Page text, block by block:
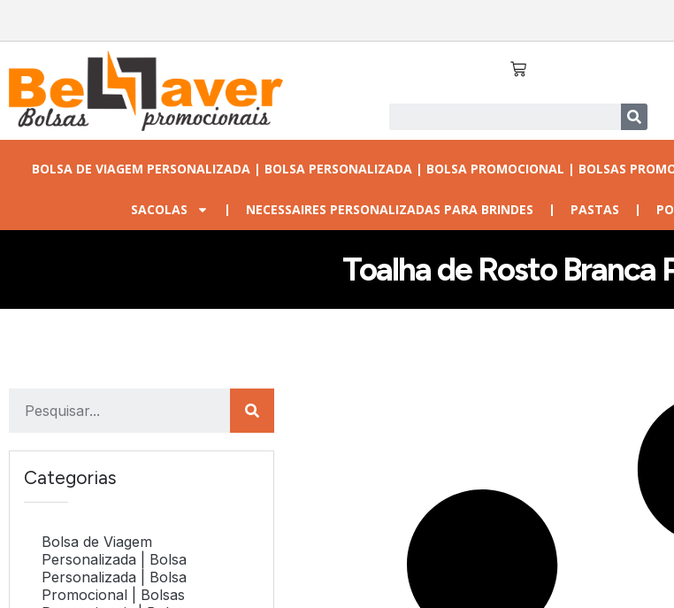
BOLSA DE VIAGEM PERSONALIZADA | BOLSA PERSONALIZADA | BOLSA PROMOCIONAL | BOLSAS
SACOLAS NECESSAIRES PERSONALIZADAS PARA BRINDES PASTAS
Toalha de Rosto Branca
Categorias
Bolsa de Viagem
Personalizada | Bolsa
Personalizada | Bolsa
Promocional | Bolsas